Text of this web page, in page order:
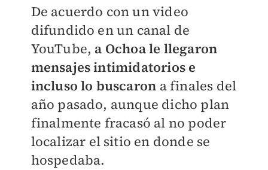
De acuerdo con un video
difundido en un canal de
YouTube, a Ochoa le llegaron
mensajes intimidatorios e
incluso lo buscaron a finales del
año pasado, aunque dicho plan
finalmente fracasó al no poder
localizar el sitio en donde se
hospedaba.